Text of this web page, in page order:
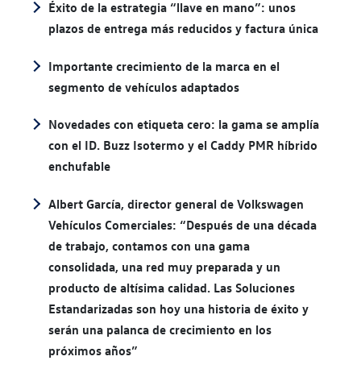
Éxito de la estrategia “llave en mano”: unos
plazos de entrega más reducidos y factura única
Importante crecimiento de la marca en el
segmento de vehículos adaptados
Novedades con etiqueta cero: la gama se amplía
con el ID. Buzz Isotermo y el Caddy PMR híbrido
enchufable
Albert García, director general de Volkswagen
Vehículos Comerciales: “Después de una década
de trabajo, contamos con una gama
consolidada, una red muy preparada y un
producto de altísima calidad. Las Soluciones
Estandarizadas son hoy una historia de éxito y
serán una palanca de crecimiento en los
próximos años”